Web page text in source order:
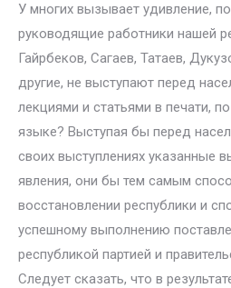
У многих вызывает удивление,
руководящие работники нашей
Гайрбеков, Сагаев, Татаев,
другие, не выступают перед
лекциями и статьями в печати,
языке? Выступая бы перед
своих выступлениях указанные
явления, они бы тем самым
восстановлении республики и
успешному выполнению
республикой партией и
Следует сказать, что в